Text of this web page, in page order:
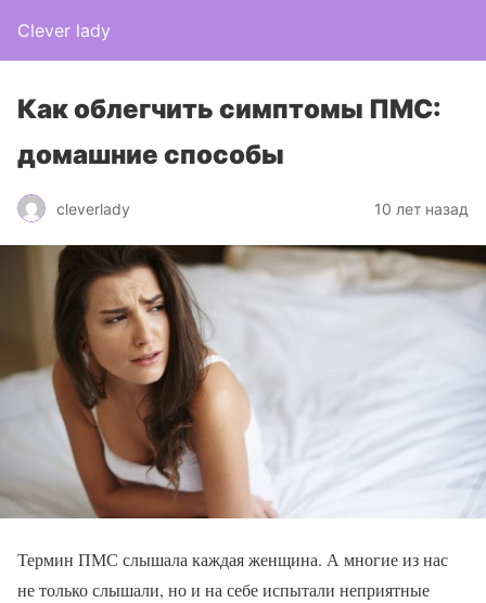
Clever lady
Как облегчить симптомы ПМС:
домашние способы
cleverlady 10 лет назад
Термин ПМС слышала каждая женщина. А многие из нас
не только слышали, но и на себе испытали неприятные